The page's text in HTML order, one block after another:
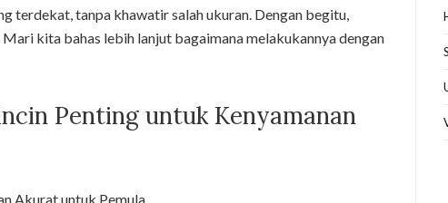
terdekat, tanpa khawatir salah ukuran. Dengan begitu,
kita bahas lebih lanjut bagaimana melakukannya dengan
Penting untuk Kenyamanan